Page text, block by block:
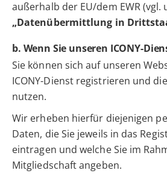
außerhalb der EU/dem EWR
„Datenübermittlung in
b. Wenn Sie unseren ICONY-
Sie können sich auf unseren
ICONY-Dienst registrieren und
nutzen.
Wir erheben hierfür diejenigen
Daten, die Sie jeweils in das
eintragen und welche Sie im
Mitgliedschaft angeben.